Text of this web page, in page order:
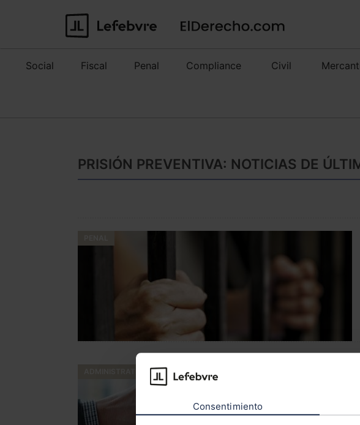
Consentimiento
Social Fiscal Penal Compliance Civil
PRISIÓN PREVENTIVA: NOTICIAS DE